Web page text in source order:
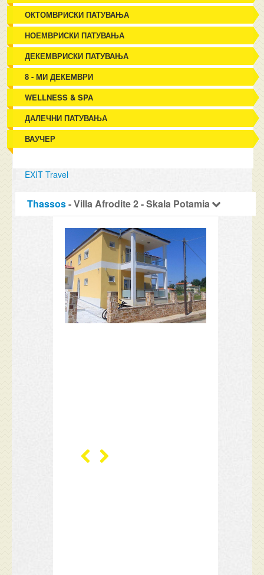
ОКТОМВРИСКИ ПАТУВАЊА
НОЕМВРИСКИ ПАТУВАЊА
ДЕКЕМВРИСКИ ПАТУВАЊА
8 - МИ ДЕКЕМВРИ
WELLNESS & SPA
ДАЛЕЧНИ ПАТУВАЊА
ВАУЧЕР
EXIT Travel
Thassos- Villa Afrodite 2 - Skala Potamia